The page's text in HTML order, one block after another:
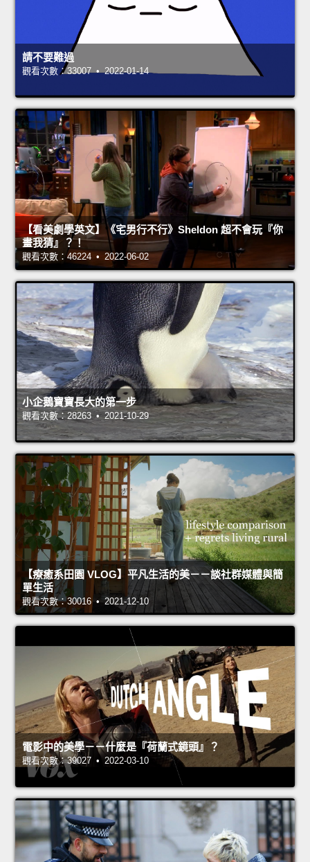
請不要難過
觀看次數：33007 • 2022-01-14
【看美劇學英文】《宅男行不行》Sheldon 超不會玩『你
畫我猜』？！
觀看次數：46224 • 2022-06-02
小企鵝寶寶長大的第一步
觀看次數：28263 • 2021-10-29
【療癒系田園 VLOG】平凡生活的美－－談社群媒體與簡
單生活
觀看次數：30016 • 2021-12-10
電影中的美學－－什麼是『荷蘭式鏡頭』？
觀看次數：39027 • 2022-03-10